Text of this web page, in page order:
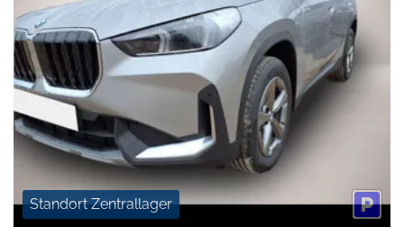
Standort Zentrallager